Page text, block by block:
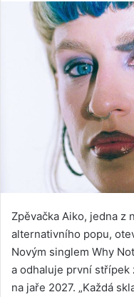
Zpěvačka Aiko, jedna z
alternativního popu,
Novým singlem Why
a odhaluje první střípek
na jaře 2027. „Každá